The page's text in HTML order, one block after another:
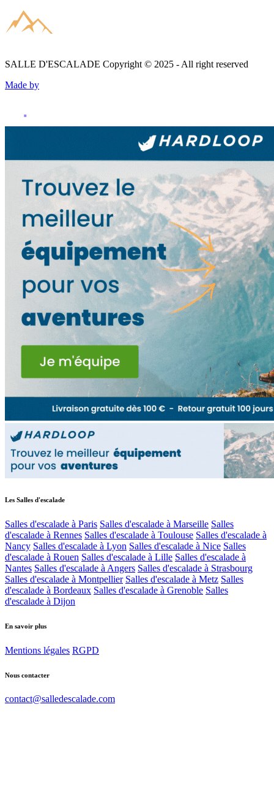
SALLE D'ESCALADE Copyright © 2025 - All right reserved
Made by
Les Salles d'escalade
Salles d'escalade à Paris Salles d'escalade à Marseille Salles
d'escalade à Rennes Salles d'escalade à Toulouse Salles d'escalade à
Nancy Salles d'escalade à Lyon Salles d'escalade à Nice Salles
d'escalade à Rouen Salles d'escalade à Lille Salles d'escalade à
Nantes Salles d'escalade à Angers Salles d'escalade à Strasbourg
Salles d'escalade à Montpellier Salles d'escalade à Metz Salles
d'escalade à Bordeaux Salles d'escalade à Grenoble Salles
d'escalade à Dijon
En savoir plus
Mentions légales RGPD
Nous contacter
contact@salledescalade.com